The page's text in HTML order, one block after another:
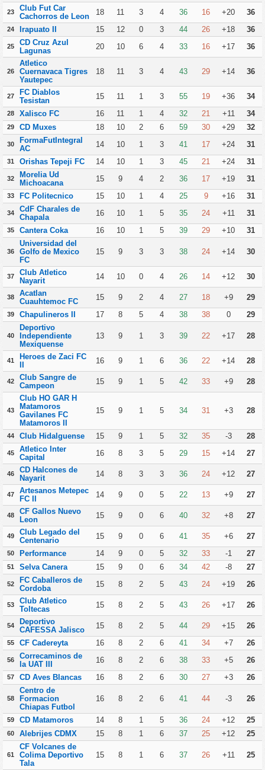
23
Club Fut Car
Cachorros de Leon
18 11 3 4 36 16 +20 36
24 Irapuato II 15 12 0 3 44 26 +18 36
25
CD Cruz Azul
Lagunas
20 10 6 4 33 16 +17 36
26
Atletico
Cuernavaca Tigres
Yautepec
18 11 3 4 43 29 +14 36
27
FC Diablos
Tesistan
15 11 1 3 55 19 +36 34
28 Xalisco FC 16 11 1 4 32 21 +11 34
29 CD Muxes 18 10 2 6 59 30 +29 32
30
FormaFutIntegral
AC
14 10 1 3 41 17 +24 31
31 Orishas Tepeji FC 14 10 1 3 45 21 +24 31
32
Morelia Ud
Michoacana
15 9 4 2 36 17 +19 31
33 FC Politecnico 15 10 1 4 25 9 +16 31
34
CdF Charales de
Chapala
16 10 1 5 35 24 +11 31
35 Cantera Coka 16 10 1 5 39 29 +10 31
36
Universidad del
Golfo de Mexico
FC
15 9 3 3 38 24 +14 30
37
Club Atletico
Nayarit
14 10 0 4 26 14 +12 30
38
Acatlan
Cuauhtemoc FC
15 9 2 4 27 18 +9 29
39 Chapulineros II 17 8 5 4 38 38 0 29
40
Deportivo
Independiente
Mexiquense
13 9 1 3 39 22 +17 28
41
Heroes de Zaci FC
II
16 9 1 6 36 22 +14 28
42
Club Sangre de
Campeon
15 9 1 5 42 33 +9 28
43
Club HO GAR H
Matamoros
Gavilanes FC
Matamoros II
15 9 1 5 34 31 +3 28
44 Club Hidalguense 15 9 1 5 32 35 -3 28
45
Atletico Inter
Capital
16 8 3 5 29 15 +14 27
46
CD Halcones de
Nayarit
14 8 3 3 36 24 +12 27
47
Artesanos Metepec
FC II
14 9 0 5 22 13 +9 27
48
CF Gallos Nuevo
Leon
15 9 0 6 40 32 +8 27
49
Club Legado del
Centenario
15 9 0 6 41 35 +6 27
50 Performance 14 9 0 5 32 33 -1 27
51 Selva Canera 15 9 0 6 34 42 -8 27
52
FC Caballeros de
Cordoba
15 8 2 5 43 24 +19 26
53
Club Atletico
Toltecas
15 8 2 5 43 26 +17 26
54
Deportivo
CAFESSA Jalisco
15 8 2 5 44 29 +15 26
55 CF Cadereyta 16 8 2 6 41 34 +7 26
56
Correcaminos de
la UAT III
16 8 2 6 38 33 +5 26
57 CD Aves Blancas 16 8 2 6 30 27 +3 26
58
Centro de
Formacion
Chiapas Futbol
16 8 2 6 41 44 -3 26
59 CD Matamoros 14 8 1 5 36 24 +12 25
60 Alebrijes CDMX 15 8 1 6 37 25 +12 25
61
CF Volcanes de
Colima Deportivo
Tala
15 8 1 6 37 26 +11 25